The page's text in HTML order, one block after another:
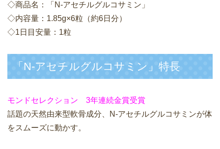
◇商品名：「N-アセチルグルコサミン」
◇内容量：1.85g×6粒（約6日分）
◇1日目安量：1粒
「N-アセチルグルコサミン」特長
モンドセレクション 3年連続金賞受賞
話題の天然由来型軟骨成分、N-アセチルグルコサミンが体
をスムーズに動かす。